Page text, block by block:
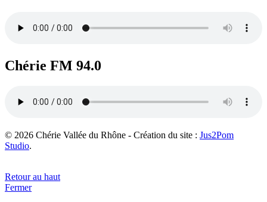
Chérie FM 94.0
© 2026 Chérie Vallée du Rhône - Création du site : Jus2Pom
Studio.
Retour au haut
Fermer